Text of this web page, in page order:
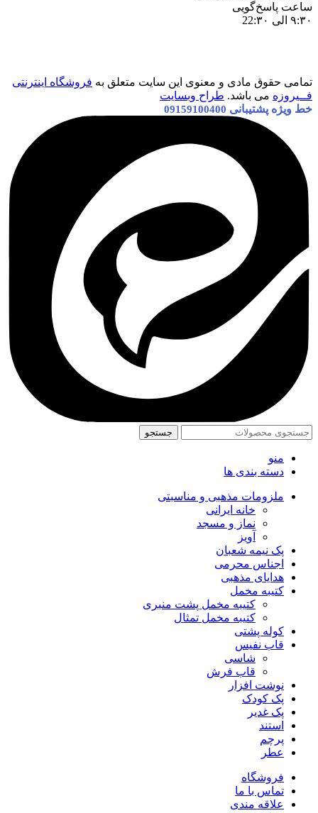
ساعت پاسخ‌گویی
۹:۳۰ الی 22:۳۰
تمامی حقوق مادی و معنوی این سایت متعلق به فروشگاه اینترنتی
فــیروزه می باشد. طراح وبسایت
خط ویژه پشتیبانی 09159100400
جستجو
منو
دسته بندی ها
ملزومات مذهبی و مناسبتی
خانه ایرانی
نماز و مسجد
آویز
پک نیمه شعبان
اجناس محرمی
هدایای مذهبی
کتیبه مخمل
کتیبه مخمل پشت منبری
کتیبه مخمل تمثال
کوله پشتی
قاب نفیس
شاسی
قاب فرش
نوشت افزار
پک کودک
پک غدیر
استند
پرچم
عطر
فروشگاه
تماس با ما
علاقه مندی